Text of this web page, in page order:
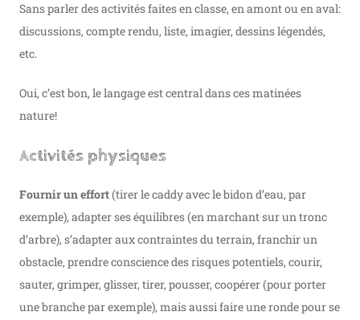
Sans parler des activités faites en classe, en amont ou en aval:
discussions, compte rendu, liste, imagier, dessins légendés,
etc.
Oui, c’est bon, le langage est central dans ces matinées
nature!
Activités physiques
Fournir un effort(tirer le caddy avec le bidon d’eau, par
exemple), adapter ses équilibres (en marchant sur un tronc
d’arbre), s’adapter aux contraintes du terrain, franchir un
obstacle, prendre conscience des risques potentiels, courir,
sauter, grimper, glisser, tirer, pousser, coopérer (pour porter
une branche par exemple), mais aussi faire une ronde pour se